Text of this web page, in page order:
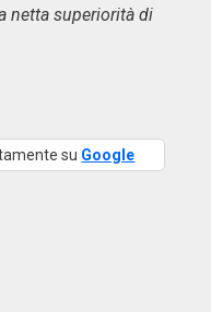
netta superiorità di
su Google